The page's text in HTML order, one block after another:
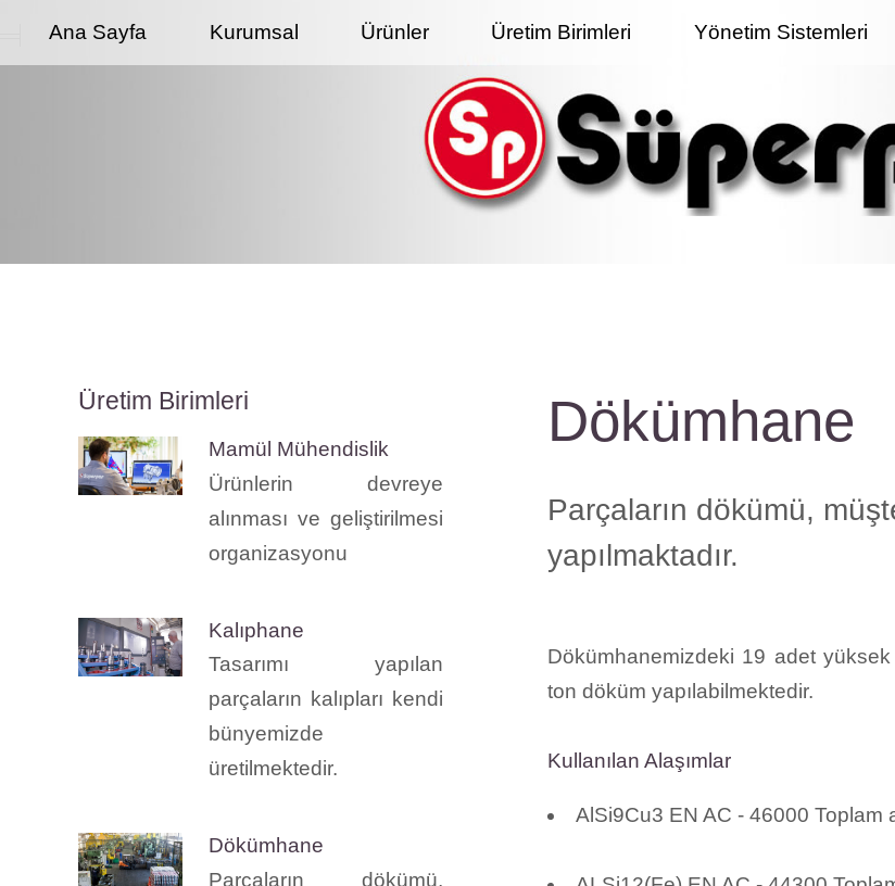
Ana Sayfa Kurumsal Ürünler Üretim Birimleri Yönetim Sistemleri
Üretim Birimleri
Mamül Mühendislik
Ürünlerin devreye
alınması ve geliştirilmesi
organizasyonu
Kalıphane
Tasarımı yapılan
parçaların kalıpları kendi
bünyemizde
üretilmektedir.
Dökümhane
Parçaların dökümü,
Dökümhane
Parçaların dökümü,
yapılmaktadır.
Dökümhanemizdeki 19 adet yüksek
ton döküm yapılabilmektedir.
Kullanılan Alaşımlar
AlSi9Cu3 EN AC - 46000 Toplam